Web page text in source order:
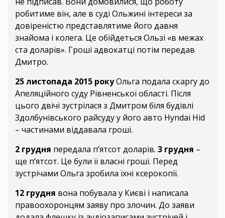
робитиме він, але в суді Ольжині інтереси за
довіреністю представлятиме його давня
знайома і колега. Це обійдеться Ользі «в межах
ста доларів». Гроші адвокатці потім передав
Дмитро.
25 листопада 2015 рокуОльга подала скаргу до
Апеляційного суду Рівненської області. Після
цього двічі зустрілася з Дмитром біля будівлі
Здолбунівського райсуду у його авто Hyndai Hid
– частинами віддавала гроші.
2 грудня передала п’ятсот доларів. 3 грудня –
ще п’ятсот. Це були її власні гроші. Перед
зустрічами Ольга зробила їхні ксерокопії.
12 грудня вона побувала у Києві і написала
правоохоронцям заяву про злочин. До заяви